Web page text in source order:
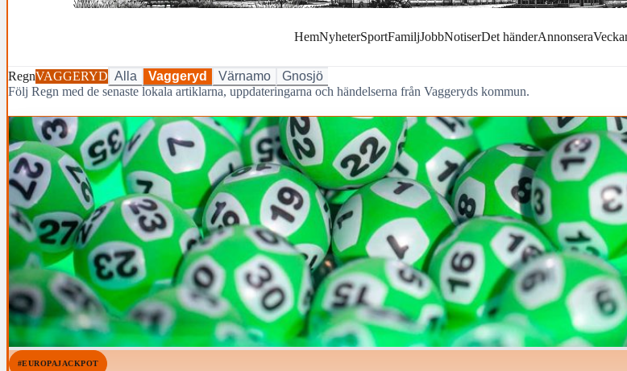
HemNyheterSportFamiljJobbNotiserDet händerAnnonsera
RegnVAGGERYD Alla Vaggeryd Värnamo
Gnosjö
Följ Regn med de senaste lokala artiklarna, uppdateringarna och händelserna från Vaggeryds kommun.
#EUROPAJACKPOT